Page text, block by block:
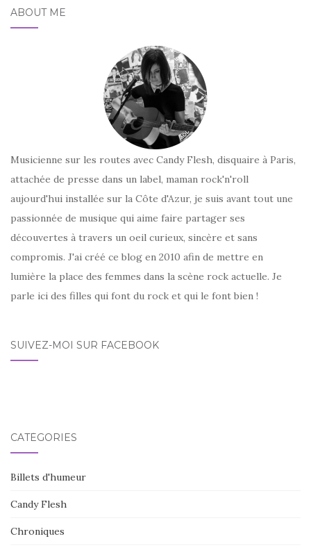
ARTICLES
ABOUT ME
Musicienne sur les routes avec Candy Flesh, disquaire à Paris,
attachée de presse dans un label, maman rock'n'roll
aujourd'hui installée sur la Côte d'Azur, je suis avant tout une
passionnée de musique qui aime faire partager ses
découvertes à travers un oeil curieux, sincère et sans
compromis. J'ai créé ce blog en 2010 afin de mettre en
lumière la place des femmes dans la scène rock actuelle. Je
parle ici des filles qui font du rock et qui le font bien !
SUIVEZ-MOI SUR FACEBOOK
CATÉGORIES
Billets d'humeur
Candy Flesh
Chroniques